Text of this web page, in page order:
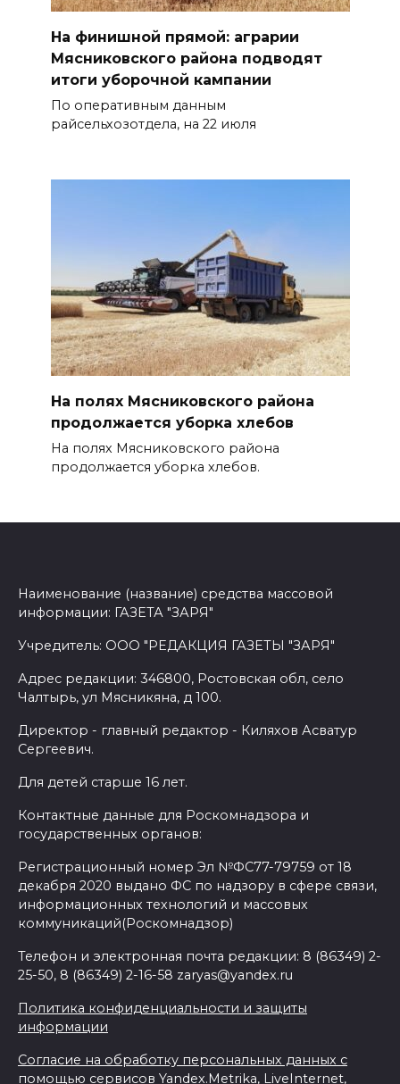
На финишной прямой: аграрии
Мясниковского района подводят
итоги уборочной кампании
По оперативным данным
райсельхозотдела, на 22 июля
На полях Мясниковского района
продолжается уборка хлебов
На полях Мясниковского района
продолжается уборка хлебов.
Наименование (название) средства массовой
информации: ГАЗЕТА "ЗАРЯ"
Учредитель: ООО "РЕДАКЦИЯ ГАЗЕТЫ "ЗАРЯ"
Адрес редакции: 346800, Ростовская обл, село
Чалтырь, ул Мясникяна, д 100.
Директор - главный редактор - Киляхов Асватур
Сергеевич.
Для детей старше 16 лет.
Контактные данные для Роскомнадзора и
государственных органов:
Регистрационный номер Эл №ФС77-79759 от 18
декабря 2020 выдано ФС по надзору в сфере связи,
информационных технологий и массовых
коммуникаций(Роскомнадзор)
Телефон и электронная почта редакции: 8 (86349) 2-
25-50, 8 (86349) 2-16-58 zaryas@yandex.ru
Политика конфиденциальности и защиты
информации
Согласие на обработку персональных данных с
помощью сервисов Yandex.Metrika, LiveInternet,